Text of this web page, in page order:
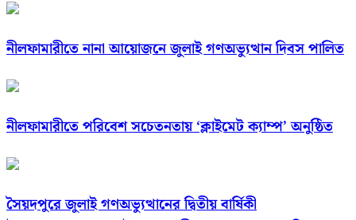
নীলফামারীতে নানা আয়োজনে জুলাই গণঅভ্যুত্থান দিবস পালিত
নীলফামারীতে পরিবেশ সচেতনতায় ‘ক্লাইমেট ক্যাম্প’ অনুষ্ঠিত
সৈয়দপুরে জুলাই গণঅভ্যুত্থানের দ্বিতীয় বার্ষিকী